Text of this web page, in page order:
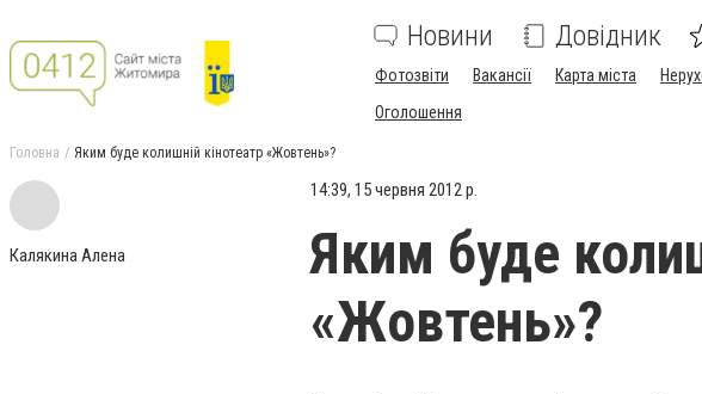
Новини Довідник
Фотозвіти Вакансії Карта міста
Оголошення
Головна Яким буде колишній кінотеатр «Жовтень»?
Калякина Алена
14:39, 15 червня 2012 р.
Яким буде
«Жовтень»?